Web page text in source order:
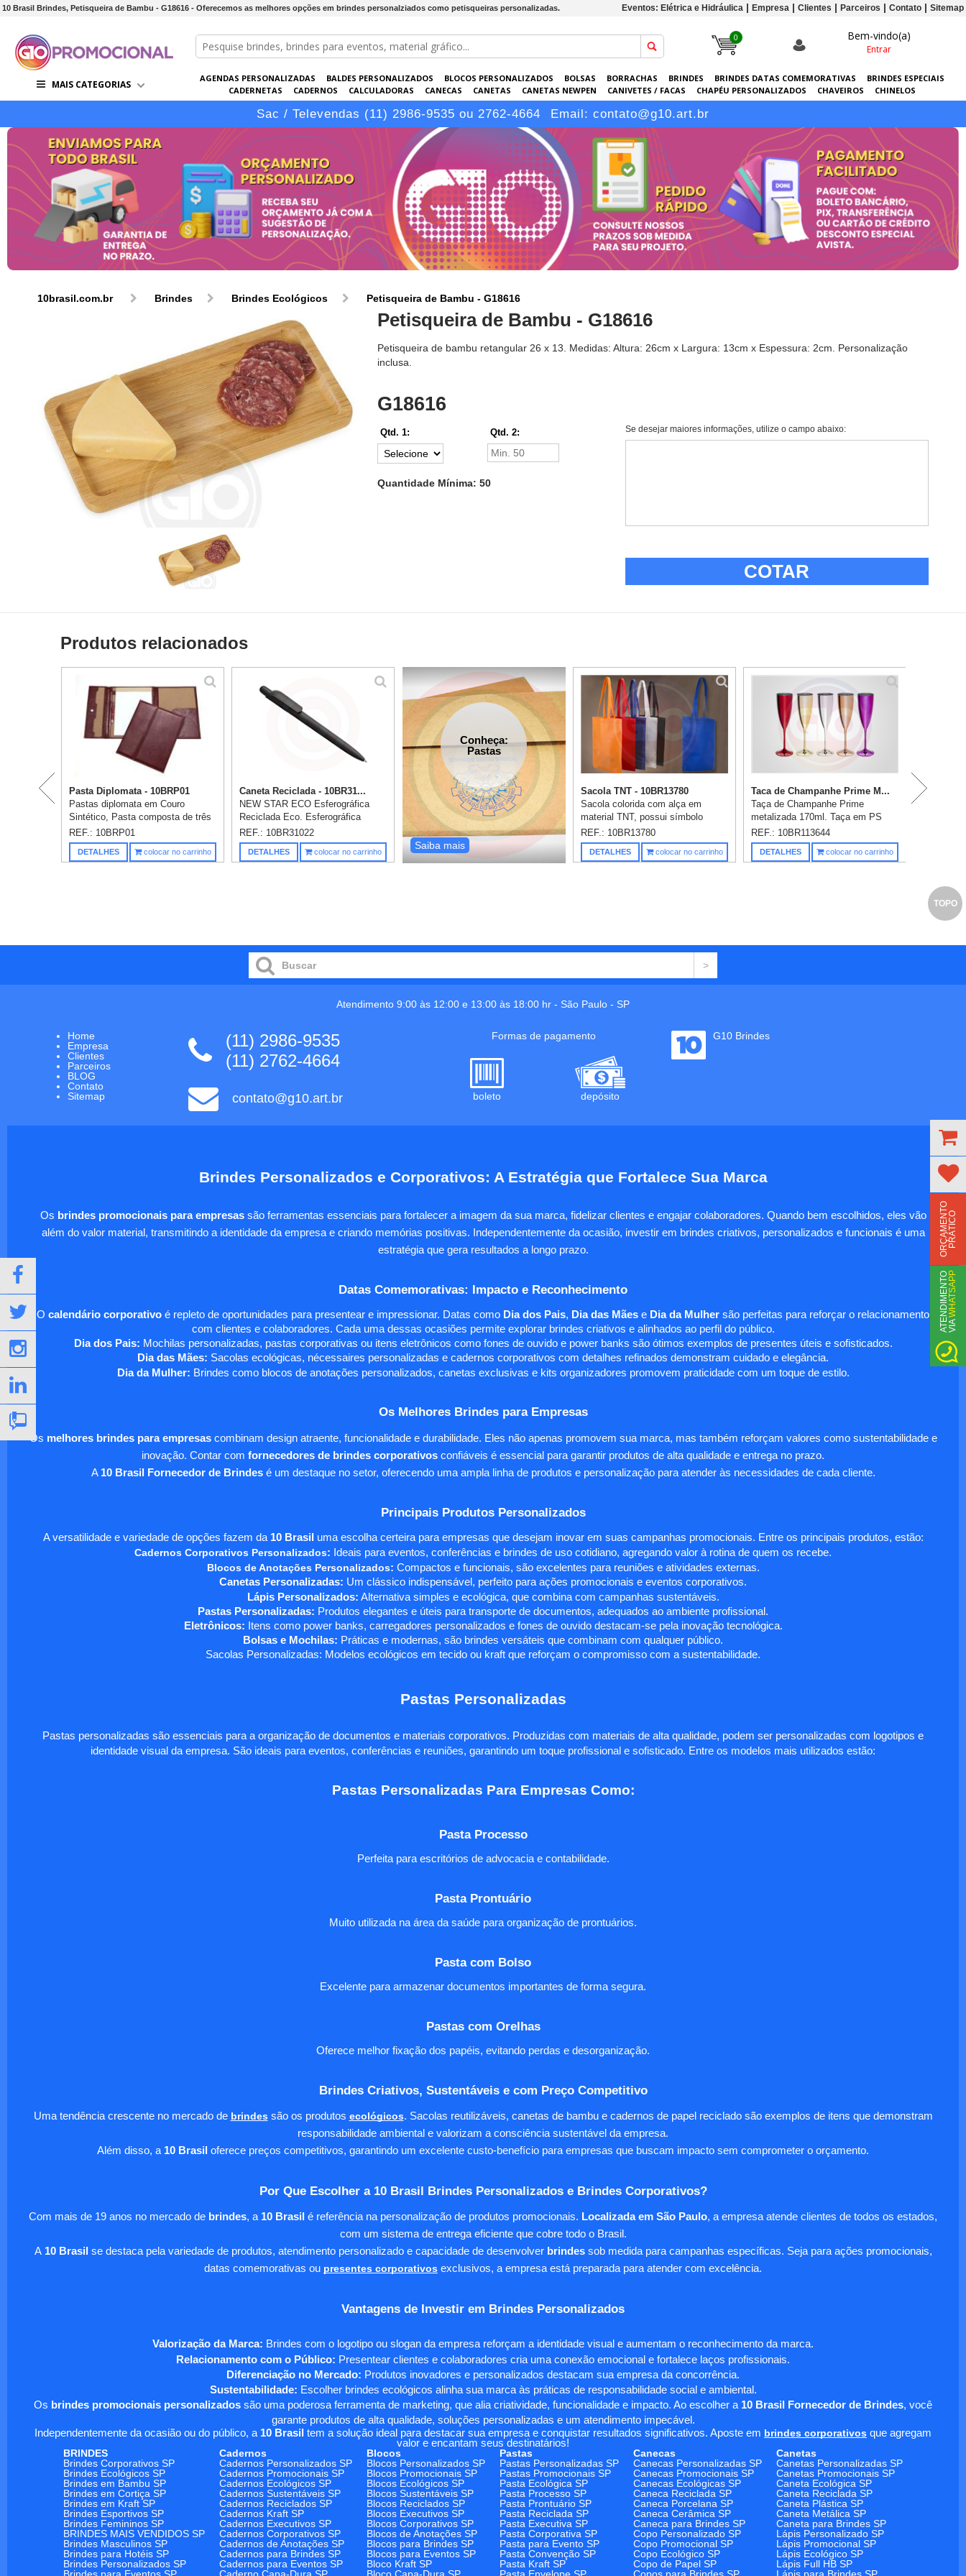
10 Brasil Brindes, Petisqueira de Bambu - G18616 - Oferecemos as melhores opções em brindes personalziados como petisqueiras personalizadas. Eventos: Elétrica e Hidráulica Empresa Clientes Parceiros Contato Sitemap
0 Bem-vindo(a)
Entrar
MAIS CATEGORIAS
AGENDAS PERSONALIZADAS BALDES PERSONALIZADOS BLOCOS PERSONALIZADOS BOLSAS BORRACHAS BRINDES BRINDES DATAS COMEMORATIVAS
BRINDES ESPECIAIS
CADERNETAS
CADERNOS CALCULADORAS CANECAS CANETAS CANETAS NEWPEN CANIVETES / FACAS CHAPÉU PERSONALIZADOS CHAVEIROS
CHINELOS
CONJUNTOS DE BRINDES
COPOS ELETRÔNICOS EMBALAGENS ESCRITÓRIO EVENTOS GARRAFAS PERSONALIZADAS GRÁFICA GUARDA-CHUVAS KITS
LANÇAMENTOS
LÁPIS
Sac / Televendas (11) 2986-9535 ou 2762-4664 Email: contato@g10.art.br
10brasil.com.br Brindes Brindes Ecológicos Petisqueira de Bambu - G18616
Petisqueira de Bambu - G18616
Petisqueira de bambu retangular 26 x 13. Medidas: Altura: 26cm x Largura: 13cm x Espessura: 2cm. Personalização
inclusa.
G18616
Qtd. 1: Qtd. 2:
Quantidade Mínima: 50
Se desejar maiores informações, utilize o campo abaixo:
COTAR
Produtos relacionados
Pasta Diplomata - 10BRP01
Pastas diplomata em Couro
Sintético, Pasta composta de três
corpos, contendo porta-bloco A4,
bolsa, dois porta-cartões e porta-
caneta, com fechamento atrav...
REF.: 10BRP01
DETALHES colocar no carrinho
Caneta Reciclada - 10BR31...
NEW STAR ECO Esferográfica
Reciclada Eco. Esferográfica
reciclada eco. Acabamento matt.
Tinta Dokumental®. 2km de
escrita. ø10 x 140 mm. Gravação
REF.: 10BR31022
DETALHES colocar no carrinho
Conheça:
Pastas
Saiba mais
Sacola TNT - 10BR13780
Sacola colorida com alça em
material TNT, possui símbolo
ecológico/reciclável na costura da
alça. Medidas: 41,2cm x 37,2 cm.
Personalização em silk em 1 c...
REF.: 10BR13780
DETALHES colocar no carrinho
Taca de Champanhe Prime M...
Taça de Champanhe Prime
metalizada 170ml. Taça em PS
cristal com metalização. Gravação
em 1 cor já incluso.
REF.: 10BR113644
DETALHES colocar no carrinho
TOPO
Atendimento 9:00 às 12:00 e 13:00 às 18:00 hr - São Paulo - SP
Home
Empresa
Clientes
Parceiros
BLOG
Contato
Sitemap
(11) 2986-9535
(11) 2762-4664
contato@g10.art.br
Formas de pagamento
boleto depósito
G10 Brindes
Brindes Personalizados e Corporativos: A Estratégia que Fortalece Sua Marca
Os brindes promocionais para empresassão ferramentas essenciais para fortalecer a imagem da sua marca, fidelizar clientes e engajar colaboradores. Quando bem escolhidos, eles vão
além do valor material, transmitindo a identidade da empresa e criando memórias positivas. Independentemente da ocasião, investir em brindes criativos, personalizados e funcionais é uma
estratégia que gera resultados a longo prazo.
Datas Comemorativas: Impacto e Reconhecimento
O calendário corporativo é repleto de oportunidades para presentear e impressionar. Datas como Dia dos Pais, Dia das Mães e Dia da Mulher são perfeitas para reforçar o relacionamento
com clientes e colaboradores. Cada uma dessas ocasiões permite explorar brindes criativos e alinhados ao perfil do público.
Dia dos Pais: Mochilas personalizadas, pastas corporativas ou itens eletrônicos como fones de ouvido e power banks são ótimos exemplos de presentes úteis e sofisticados.
Dia das Mães: Sacolas ecológicas, nécessaires personalizadas e cadernos corporativos com detalhes refinados demonstram cuidado e elegância.
Dia da Mulher: Brindes como blocos de anotações personalizados, canetas exclusivas e kits organizadores promovem praticidade com um toque de estilo.
Os Melhores Brindes para Empresas
Os melhores brindes para empresascombinam design atraente, funcionalidade e durabilidade. Eles não apenas promovem sua marca, mas também reforçam valores como sustentabilidade e
inovação. Contar com fornecedores de brindes corporativos confiáveis é essencial para garantir produtos de alta qualidade e entrega no prazo.
A 10 Brasil Fornecedor de Brindesé um destaque no setor, oferecendo uma ampla linha de produtos e personalização para atender às necessidades de cada cliente.
Principais Produtos Personalizados
A versatilidade e variedade de opções fazem da 10 Brasil uma escolha certeira para empresas que desejam inovar em suas campanhas promocionais. Entre os principais produtos, estão:
Cadernos Corporativos Personalizados: Ideais para eventos, conferências e brindes de uso cotidiano, agregando valor à rotina de quem os recebe.
Blocos de Anotações Personalizados: Compactos e funcionais, são excelentes para reuniões e atividades externas.
Canetas Personalizadas: Um clássico indispensável, perfeito para ações promocionais e eventos corporativos.
Lápis Personalizados: Alternativa simples e ecológica, que combina com campanhas sustentáveis.
Pastas Personalizadas: Produtos elegantes e úteis para transporte de documentos, adequados ao ambiente profissional.
Eletrônicos: Itens como power banks, carregadores personalizados e fones de ouvido destacam-se pela inovação tecnológica.
Bolsas e Mochilas: Práticas e modernas, são brindes versáteis que combinam com qualquer público.
Sacolas Personalizadas: Modelos ecológicos em tecido ou kraft que reforçam o compromisso com a sustentabilidade.
Pastas Personalizadas
Pastas personalizadas são essenciais para a organização de documentos e materiais corporativos. Produzidas com materiais de alta qualidade, podem ser personalizadas com logotipos e
identidade visual da empresa. São ideais para eventos, conferências e reuniões, garantindo um toque profissional e sofisticado. Entre os modelos mais utilizados estão:
Pastas Personalizadas Para Empresas Como:
Pasta Processo
Perfeita para escritórios de advocacia e contabilidade.
Pasta Prontuário
Muito utilizada na área da saúde para organização de prontuários.
Pasta com Bolso
Excelente para armazenar documentos importantes de forma segura.
Pastas com Orelhas
Oferece melhor fixação dos papéis, evitando perdas e desorganização.
Brindes Criativos, Sustentáveis e com Preço Competitivo
Uma tendência crescente no mercado de brindessão os produtos ecológicos. Sacolas reutilizáveis, canetas de bambu e cadernos de papel reciclado são exemplos de itens que demonstram
responsabilidade ambiental e valorizam a consciência sustentável da empresa.
Além disso, a 10 Brasil oferece preços competitivos, garantindo um excelente custo-benefício para empresas que buscam impacto sem comprometer o orçamento.
Por Que Escolher a 10 Brasil Brindes Personalizados e Brindes Corporativos?
Com mais de 19 anos no mercado de brindes, a 10 Brasil é referência na personalização de produtos promocionais. Localizada em São Paulo, a empresa atende clientes de todos os estados,
com um sistema de entrega eficiente que cobre todo o Brasil.
A10 Brasil se destaca pela variedade de produtos, atendimento personalizado e capacidade de desenvolver brindessob medida para campanhas específicas. Seja para ações promocionais,
datas comemorativas ou presentes corporativos exclusivos, a empresa está preparada para atender com excelência.
Vantagens de Investir em Brindes Personalizados
Valorização da Marca: Brindes com o logotipo ou slogan da empresa reforçam a identidade visual e aumentam o reconhecimento da marca.
Relacionamento com o Público: Presentear clientes e colaboradores cria uma conexão emocional e fortalece laços profissionais.
Diferenciação no Mercado: Produtos inovadores e personalizados destacam sua empresa da concorrência.
Sustentabilidade: Escolher brindes ecológicos alinha sua marca às práticas de responsabilidade social e ambiental.
Os brindes promocionais personalizados são uma poderosa ferramenta de marketing, que alia criatividade, funcionalidade e impacto. Ao escolher a 10 Brasil Fornecedor de Brindes, você
garante produtos de alta qualidade, soluções personalizadas e um atendimento impecável.
Independentemente da ocasião ou do público, a 10 Brasil tem a solução ideal para destacar sua empresa e conquistar resultados significativos. Aposte em brindes corporativos que agregam
valor e encantam seus destinatários!
BRINDES
Cadernos Blocos Pastas Canecas
Canetas
Brindes Corporativos SP
Cadernos Personalizados SP Blocos Personalizados SP Pastas Personalizadas SP Canecas Personalizadas SP
Canetas Personalizadas SP
Brindes Ecológicos SP
Cadernos Promocionais SP Blocos Promocionais SP Pastas Promocionais SP Canecas Promocionais SP
Canetas Promocionais SP
Brindes em Bambu SP
Cadernos Ecológicos SP Blocos Ecológicos SP Pasta Ecológica SP Canecas Ecológicas SP
Caneta Ecológica SP
Brindes em Cortiça SP
Cadernos Sustentáveis SP Blocos Sustentáveis SP Pasta Processo SP Caneca Reciclada SP
Caneta Reciclada SP
Brindes em Kraft SP
Cadernos Reciclados SP Blocos Reciclados SP Pasta Prontuário SP Caneca Porcelana SP
Caneta Plástica SP
Brindes Esportivos SP
Cadernos Kraft SP Blocos Executivos SP Pasta Reciclada SP Caneca Cerâmica SP
Caneta Metálica SP
Brindes Femininos SP
Cadernos Executivos SP Blocos Corporativos SP Pasta Executiva SP Caneca para Brindes SP
Caneta para Brindes SP
BRINDES MAIS VENDIDOS SP
Cadernos Corporativos SP Blocos de Anotações SP Pasta Corporativa SP Copo Personalizado SP
Lápis Personalizado SP
Brindes Masculinos SP
Cadernos de Anotações SP Blocos para Brindes SP Pasta para Evento SP Copo Promocional SP
Lápis Promocional SP
Brindes para Hotéis SP
Cadernos para Brindes SP Blocos para Eventos SP Pasta Convenção SP Copo Ecológico SP
Lápis Ecológico SP
Brindes Personalizados SP
Cadernos para Eventos SP Bloco Kraft SP Pasta Kraft SP Copo de Papel SP
Lápis Full HB SP
O
R
Ç
A
M
E
N
T
O
P
R
Á
T
I
CO
A
TE
N
D
I
M
E
N
T
O
V
I
AWHATSAPP